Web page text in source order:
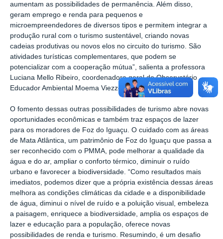
aumentam as possibilidades de permanência. Além disso,
geram emprego e renda para pequenos e
microempreendedores de diversos tipos e permitem integrar a
produção rural com o turismo sustentável, criando novas
cadeias produtivas ou novos elos no circuito do turismo. São
atividades turísticas complementares, que podem se
potencializar com a cooperação mútua”, salienta a professora
Luciana Mello Ribeiro, coordenadora geral do Observatório
Educador Ambiental Moema Viezzer.
O fomento dessas outras possibilidades de turismo abre novas
oportunidades econômicas e também traz espaços de lazer
para os moradores de Foz do Iguaçu. O cuidado com as áreas
de Mata Atlântica, um patrimônio de Foz do Iguaçu que passa a
ser reconhecido com o PMMA, pode melhorar a qualidade da
água e do ar, ampliar o conforto térmico, diminuir o ruído
urbano e favorecer a biodiversidade. “Como resultados mais
imediatos, podemos dizer que a própria existência dessas áreas
melhora as condições climáticas da cidade e a disponibilidade
de água, diminui o nível de ruído e a poluição visual, embeleza
a paisagem, enriquece a biodiversidade, amplia os espaços de
lazer e educação para a população, oferece novas
possibilidades de renda e turismo. Resumindo, é um desafio